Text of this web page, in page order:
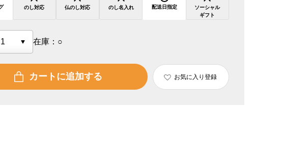
のし対応 仏のし対応 のし名入れ 配送日指定
ソーシャル
ギフト
在庫： ○
カートに追加する お気に入り登録